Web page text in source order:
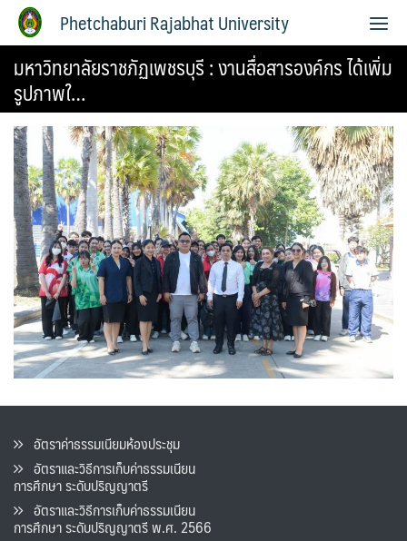
Phetchaburi Rajabhat University
มหาวิทยาลัยราชภัฏเพชรบุรี : งานสื่อสารองค์กร ได้เพิ่ม
รูปภาพใ…
อัตราค่าธรรมเนียมห้องประชุม
อัตราและวิธีการเก็บค่าธรรมเนียน
การศึกษา ระดับปริญญาตรี
อัตราและวิธีการเก็บค่าธรรมเนียน
การศึกษา ระดับปริญญาตรี พ.ศ. 2566